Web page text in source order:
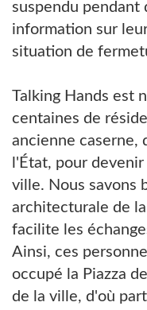
suspendu pendant
information sur
situation de
Talking Hands est
centaines de
ancienne caserne,
l'État, pour
ville. Nous savons
architecturale de
facilite les
Ainsi, ces
occupé la Piazza
de la ville, d'où